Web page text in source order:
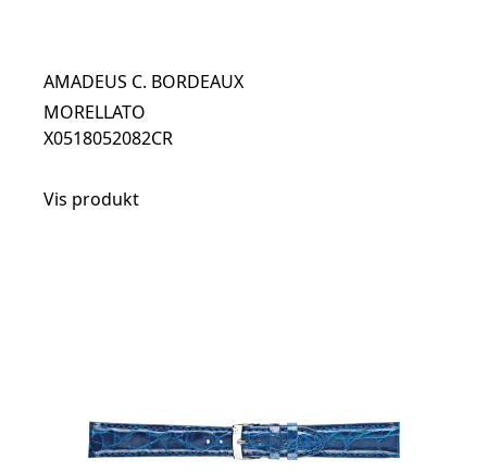
AMADEUS C. BORDEAUX
MORELLATO
X0518052082CR
Vis produkt